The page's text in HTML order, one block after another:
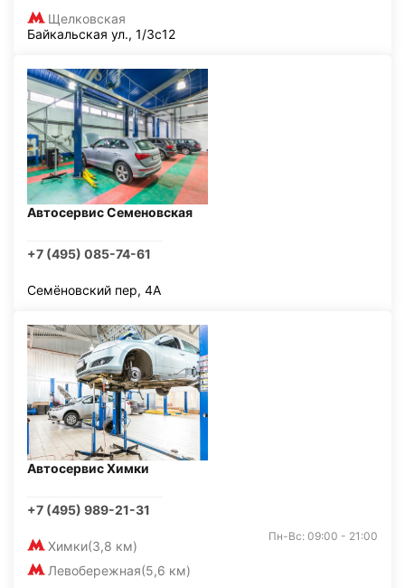
Щелковская
Байкальская ул., 1/3с12
Автосервис Семеновская
+7 (495) 085-74-61
Семёновский пер, 4А
Автосервис Химки
+7 (495) 989-21-31
Химки(3,8 км)
Левобережная(5,6 км)
Пн-Вс: 09:00 - 21:00